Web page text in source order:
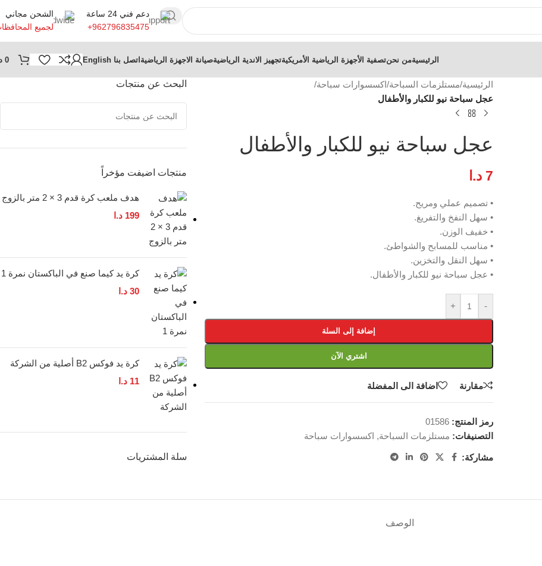
دعم فني 24 ساعة
+962796835475
الشحن مجاني
لجميع
الرئيسيةمن نحنتصفية الأجهزة الرياضية الأمريكيةتجهيز الاندية الرياضيةصيانة الاجهزة الرياضيةاتصل بنا English
0
الرئيسية/مستلزمات السباحة/اكسسوارات سباحة/
عجل سباحة نيو للكبار والأطفال
عجل سباحة نيو للكبار والأطفال
7 د.ا
• تصميم عملي ومريح.
• سهل النفخ والتفريغ.
• خفيف الوزن.
• مناسب للمسابح والشواطئ.
• سهل النقل والتخزين.
• عجل سباحة نيو للكبار والأطفال.
-
+
إضافة إلى السلة
اشتري الآن
مقارنة اضافة الى المفضلة
رمز المنتج:01586
التصنيفات: مستلزمات السباحة, اكسسوارات سباحة
مشاركة:
البحث عن منتجات
منتجات اضيفت مؤخراً
هدف ملعب كرة قدم 3 × 2 متر بالزوج
199 د.ا
كرة يد كيما صنع في الباكستان نمرة 1
30 د.ا
كرة يد فوكس B2 أصلية من الشركة
11 د.ا
سلة المشتريات
الوصف